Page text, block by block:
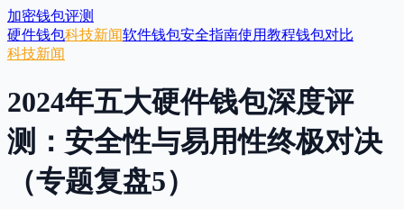
加密钱包评测
硬件钱包科技新闻软件钱包安全指南使用教程钱包对比
科技新闻
2024年五大硬件钱包深度评
测：安全性与易用性终极对决
（专题复盘5）